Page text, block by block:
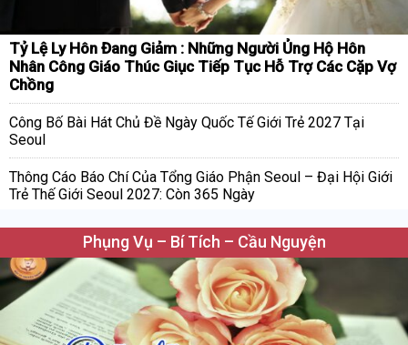
Tỷ Lệ Ly Hôn Đang Giảm : Những Người Ủng Hộ Hôn
Nhân Công Giáo Thúc Giục Tiếp Tục Hỗ Trợ Các Cặp Vợ
Chồng
Công Bố Bài Hát Chủ Đề Ngày Quốc Tế Giới Trẻ 2027 Tại
Seoul
Thông Cáo Báo Chí Của Tổng Giáo Phận Seoul – Đại Hội Giới
Trẻ Thế Giới Seoul 2027: Còn 365 Ngày
Phụng Vụ – Bí Tích – Cầu Nguyện